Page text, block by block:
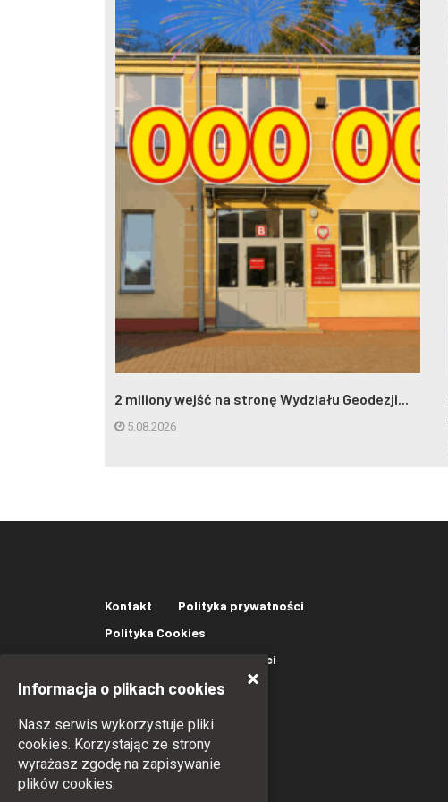
2 miliony wejść na stronę Wydziału Geodezji...
5.08.2026
Kontakt
Polityka prywatności
Polityka Cookies
Oświadczenie o dostępności
Informacja o plikach cookies
Nasz serwis wykorzystuje pliki
cookies. Korzystając ze strony
wyrażasz zgodę na zapisywanie
plików cookies.